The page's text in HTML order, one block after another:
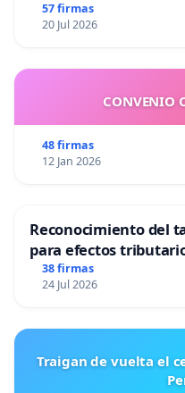
57 firmas
20 Jul 2026
CONVENIO
48 firmas
12 Jan 2026
Reconocimiento del
para efectos
38 firmas
24 Jul 2026
Traigan de vuelta el